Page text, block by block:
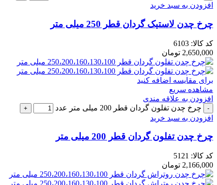
افزودن به سبد خرید
چرخ چدن لاستیک گردان قطر 250 میلی متر
کد کالا: 6103
2,650,000 تومان
برای مقایسه اضافه کنید
مشاهده سریع
افزودن به علاقه مندی
چرخ چدن تفلون گردان قطر 200 میلی متر عدد
افزودن به سبد خرید
چرخ چدن تفلون گردان قطر 200 میلی متر
کد کالا: 5121
2,166,000 تومان